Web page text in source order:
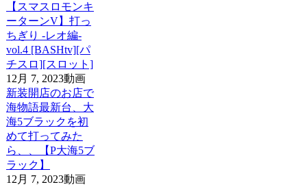
【スマスロモンキ
ーターンV】打っ
ちぎり -レオ編-
vol.4 [BASHtv][パ
チスロ][スロット]
12月 7, 2023動画
新装開店のお店で
海物語最新台、大
海5ブラックを初
めて打ってみた
ら、、【P大海5ブ
ラック】
12月 7, 2023動画